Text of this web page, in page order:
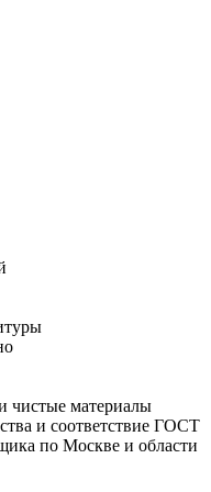
чистые материалы
и соответствие ГОСТ
по Москве и области